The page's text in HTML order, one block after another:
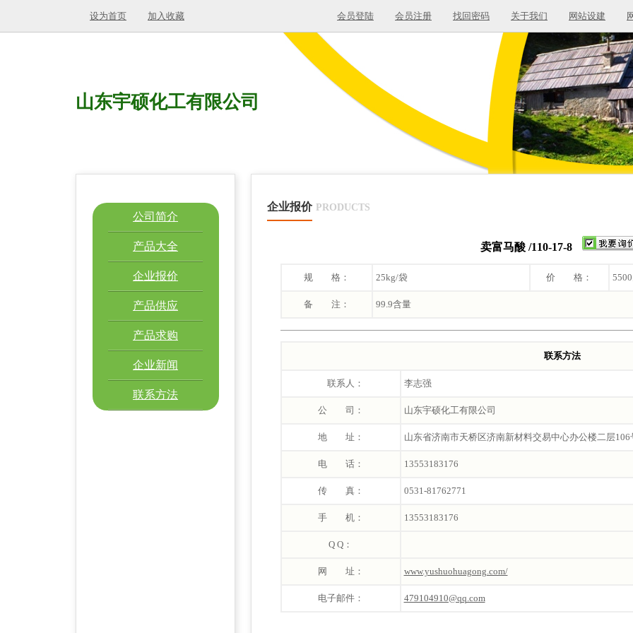
设为首页 加入收藏 会员登陆 会员注册 找回密码 关于我们 网站设建
山东宇硕化工有限公司
公司简介
产品大全
企业报价
产品供应
产品求购
企业新闻
联系方法
企业报价 PRODUCTS
卖富马酸 /110-17-8
规 格： 25kg/袋 价 格：
备 注： 99.9含量
联系方法
联系人： 李志强
公 司： 山东宇硕化工有限公司
地 址： 山东省济南市天桥区济南新材料交易中心办公楼二层106
电 话： 13553183176
传 真： 0531-81762771
手 机： 13553183176
Q Q：
网 址： www.yushuohuagong.com/
电子邮件： 479104910@qq.com